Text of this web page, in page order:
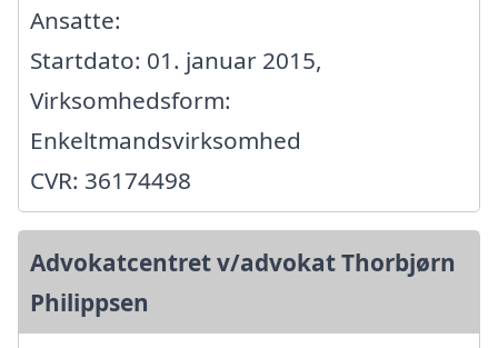
Ansatte:
Startdato: 01. januar 2015,
Virksomhedsform:
Enkeltmandsvirksomhed
CVR: 36174498
Advokatcentret v/advokat Thorbjørn
Philippsen